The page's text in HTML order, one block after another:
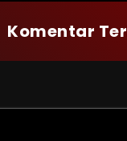
Komentar